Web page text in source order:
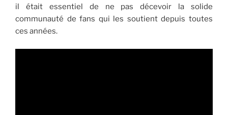
il était essentiel de ne pas décevoir la solide
communauté de fans qui les soutient depuis toutes
ces années.